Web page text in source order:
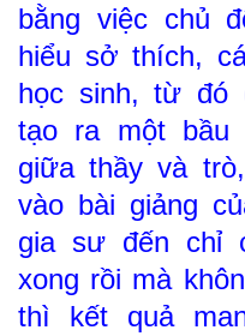
bằng việc chủ
hiểu sở thích,
học sinh, từ đó
tạo ra một bầu
giữa thầy và
vào bài giảng
gia sư đến chỉ
xong rồi mà
thì kết quả